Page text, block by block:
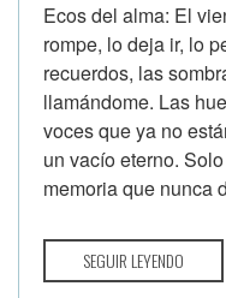
Ecos del alma: El
rompe, lo deja ir, lo
recuerdos, las
llamándome. Las
voces que ya no
un vacío eterno.
memoria que nunca
SEGUIR LEYENDO